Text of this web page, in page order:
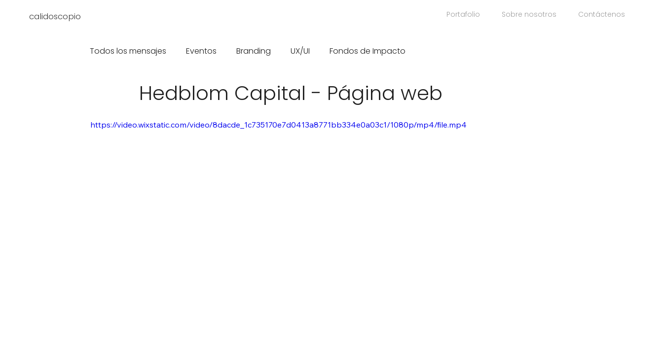
calidoscopio Portafolio Sobre nosotros Contáctenos
Todos los mensajes Eventos Branding UX/UI Fondos de Impacto
Hedblom Capital - Página web
https://video.wixstatic.com/video/8dacde_1c735170e7d0413a8771bb334e0a03c1/1080p/mp4/file.mp4